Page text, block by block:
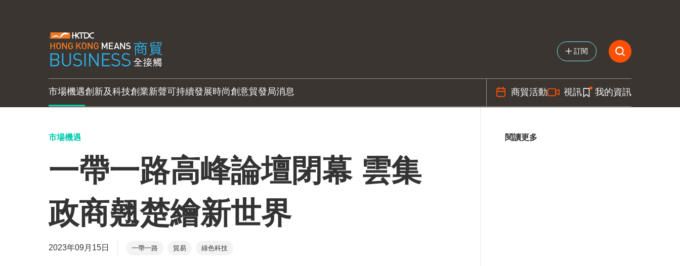
訂閱
市場機遇創新及科技創業新聲可持續發展時尚創意貿發局消息 商貿活動 視訊 我的資訊
市場機遇
一帶一路高峰論壇閉幕 雲集
政商翹楚繪新世界
2023年09月15日 一帶一路 貿易 綠色科技
閱讀更多